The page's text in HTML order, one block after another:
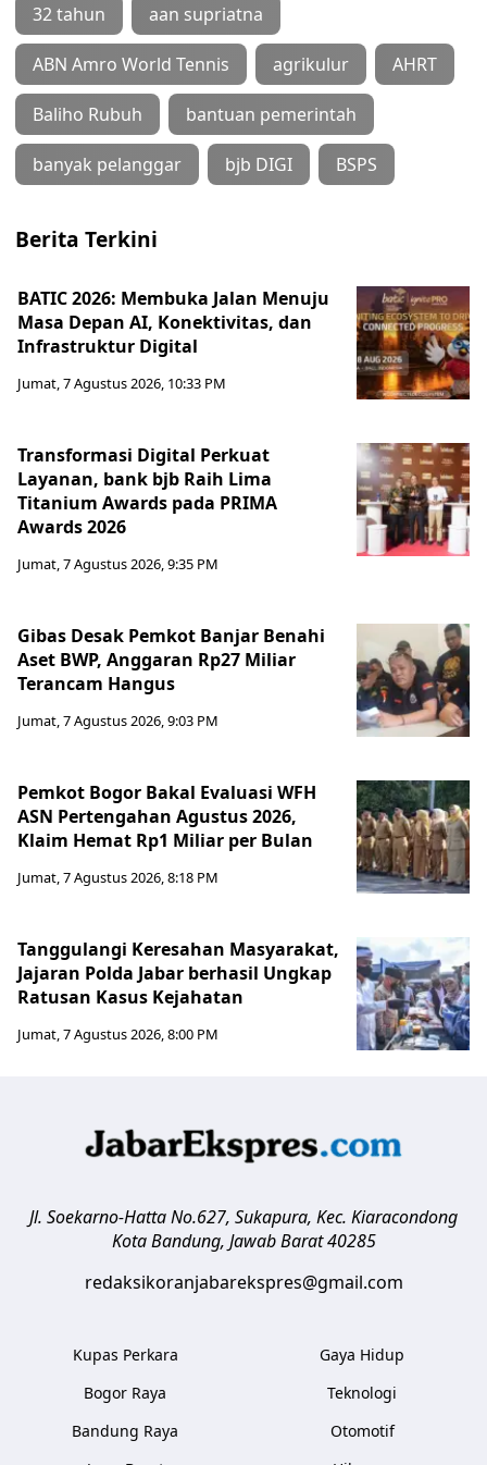
32 tahun aan supriatna
ABN Amro World Tennis agrikulur AHRT
Baliho Rubuh bantuan pemerintah
banyak pelanggar bjb DIGI BSPS
Berita Terkini
BATIC 2026: Membuka Jalan Menuju
Masa Depan AI, Konektivitas, dan
Infrastruktur Digital
Jumat, 7 Agustus 2026, 10:33 PM
Transformasi Digital Perkuat
Layanan, bank bjb Raih Lima
Titanium Awards pada PRIMA
Awards 2026
Jumat, 7 Agustus 2026, 9:35 PM
Gibas Desak Pemkot Banjar Benahi
Aset BWP, Anggaran Rp27 Miliar
Terancam Hangus
Jumat, 7 Agustus 2026, 9:03 PM
Pemkot Bogor Bakal Evaluasi WFH
ASN Pertengahan Agustus 2026,
Klaim Hemat Rp1 Miliar per Bulan
Jumat, 7 Agustus 2026, 8:18 PM
Tanggulangi Keresahan Masyarakat,
Jajaran Polda Jabar berhasil Ungkap
Ratusan Kasus Kejahatan
Jumat, 7 Agustus 2026, 8:00 PM
Jl. Soekarno-Hatta No.627, Sukapura, Kec. Kiaracondong
Kota Bandung, Jawab Barat 40285
redaksikoranjabarekspres@gmail.com
Kupas Perkara
Bogor Raya
Bandung Raya
Gaya Hidup
Teknologi
Otomotif